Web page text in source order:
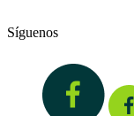
Síguenos